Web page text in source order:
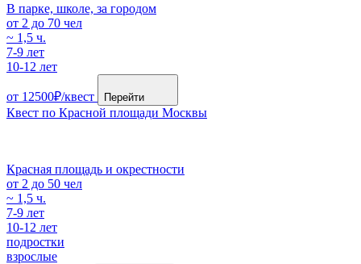
В парке, школе, за городом
от 2 до 70 чел
~ 1,5 ч.
7-9 лет
10-12 лет
от 12500₽/квест Перейти
Квест по Красной площади Москвы
Красная площадь и окрестности
от 2 до 50 чел
~ 1,5 ч.
7-9 лет
10-12 лет
подростки
взрослые